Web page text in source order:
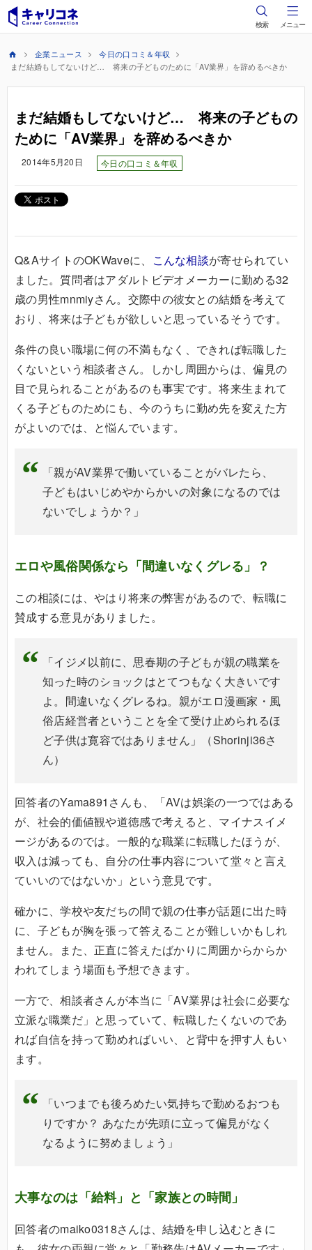
検索 メニュー
企業ニュース
今日の口コミ＆年収
まだ結婚もしてないけど… 将来の子どものために「AV業界」を辞めるべきか
まだ結婚もしてないけど… 将来の子どもの
ために「AV業界」を辞めるべきか
2014年5月20日 今日の口コミ＆年収
Q&AサイトのOKWaveに、 こんな相談が寄せられてい
ました。質問者はアダルトビデオメーカーに勤める32
歳の男性mnmiyさん。交際中の彼女との結婚を考えて
おり、将来は子どもが欲しいと思っているそうです。
条件の良い職場に何の不満もなく、できれば転職した
くないという相談者さん。しかし周囲からは、偏見の
目で見られることがあるのも事実です。将来生まれて
くる子どものためにも、今のうちに勤め先を変えた方
がよいのでは、と悩んでいます。
「親がAV業界で働いていることがバレたら、
子どもはいじめやからかいの対象になるのでは
ないでしょうか？」
エロや風俗関係なら「間違いなくグレる」？
この相談には、やはり将来の弊害があるので、転職に
賛成する意見がありました。
「イジメ以前に、思春期の子どもが親の職業を
知った時のショックはとてつもなく大きいです
よ。間違いなくグレるね。親がエロ漫画家・風
俗店経営者ということを全て受け止められるほ
ど子供は寛容ではありません」（Shorinji36さ
ん）
回答者のYama891さんも、「AVは娯楽の一つではある
が、社会的価値観や道徳感で考えると、マイナスイメ
ージがあるのでは。一般的な職業に転職したほうが、
収入は減っても、自分の仕事内容について堂々と言え
ていいのではないか」という意見です。
確かに、学校や友だちの間で親の仕事が話題に出た時
に、子どもが胸を張って答えることが難しいかもしれ
ません。また、正直に答えたばかりに周囲からからか
われてしまう場面も予想できます。
一方で、相談者さんが本当に「AV業界は社会に必要な
立派な職業だ」と思っていて、転職したくないのであ
れば自信を持って勤めればいい、と背中を押す人もい
ます。
「いつまでも後ろめたい気持ちで勤めるおつも
りですか？ あなたが先頭に立って偏見がなく
なるように努めましょう」
大事なのは「給料」と「家族との時間」
回答者のmaiko0318さんは、結婚を申し込むときに